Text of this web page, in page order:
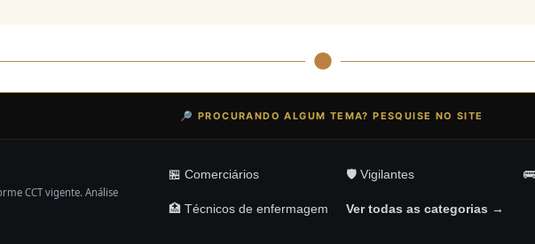
🔎 PROCURANDO ALGUM TEMA? PESQUISE NO SITE
CCT vigente. Análise
🏪 Comerciários 🛡️ Vigilantes
🏥 Técnicos de enfermagem Ver todas as categorias →